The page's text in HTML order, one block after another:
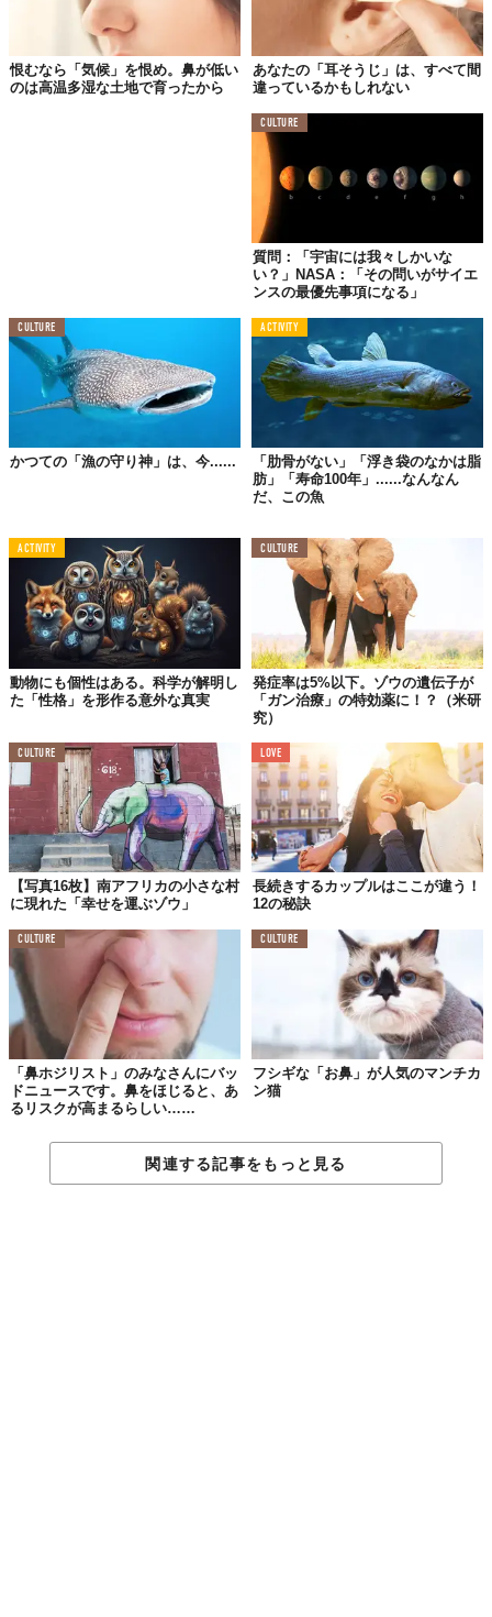
恨むなら「気候」を恨め。鼻が低い
のは高温多湿な土地で育ったから
あなたの「耳そうじ」は、すべて間
違っているかもしれない
CULTURE
質問：「宇宙には我々しかいな
い？」NASA：「その問いがサイエ
ンスの最優先事項になる」
CULTURE
かつての「漁の守り神」は、今......
ACTIVITY
「肋骨がない」「浮き袋のなかは脂
肪」「寿命100年」......なんなん
だ、この魚
ACTIVITY
動物にも個性はある。科学が解明し
た「性格」を形作る意外な真実
CULTURE
発症率は5%以下。ゾウの遺伝子が
「ガン治療」の特効薬に！？（米研
究）
CULTURE
【写真16枚】南アフリカの小さな村
に現れた「幸せを運ぶゾウ」
LOVE
長続きするカップルはここが違う！
12の秘訣
CULTURE
「鼻ホジリスト」のみなさんにバッ
ドニュースです。鼻をほじると、あ
るリスクが高まるらしい……
CULTURE
フシギな「お鼻」が人気のマンチカ
ン猫
関連する記事をもっと見る